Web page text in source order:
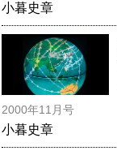
小暮史章
2000年11月号
小暮史章